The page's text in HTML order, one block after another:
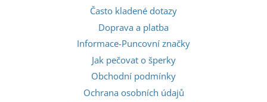
Často kladené dotazy
Doprava a platba
Informace-Puncovní značky
Jak pečovat o šperky
Obchodní podmínky
Ochrana osobních údajů